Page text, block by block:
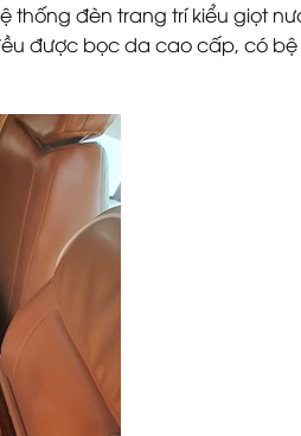
thống đèn trang trí kiểu giọt
được bọc da cao cấp, có